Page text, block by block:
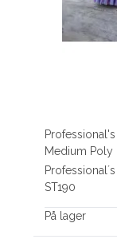
Medium Poly
ST190
På lager